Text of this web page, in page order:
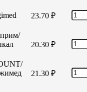
23.70 ₽
20.30 ₽
21.30 ₽